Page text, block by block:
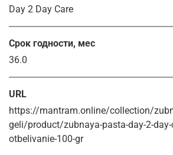
Day 2 Day Care
Срок годности, мес
36.0
URL
https://mantram.online/collection/
geli/product/zubnaya-pasta-day-2-
otbelivanie-100-gr